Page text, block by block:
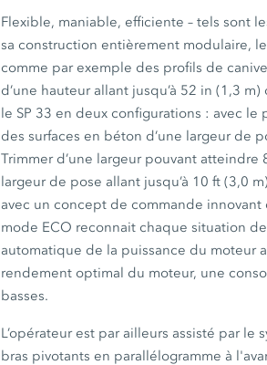
Flexible, maniable, efficiente – tels sont
sa construction entièrement modulaire,
comme par exemple des profils de
d’une hauteur allant jusqu’à 52 in (1,3
le SP 33 en deux configurations : avec
des surfaces en béton d’une largeur de
Trimmer d’une largeur pouvant atteindre
largeur de pose allant jusqu’à 10 ft (3,0
avec un concept de commande
mode ECO reconnait chaque situation
automatique de la puissance du moteur
rendement optimal du moteur, une
basses.
L’opérateur est par ailleurs assisté par
bras pivotants en parallélogramme à